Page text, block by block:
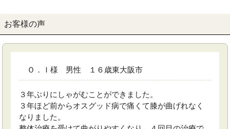
お客様の声
Ｏ．Ｉ様 男性 １６歳東大阪市
３年ぶりにしゃがむことができました。
３年ほど前からオスグッド病で痛くて膝が曲げれなく
なりました。